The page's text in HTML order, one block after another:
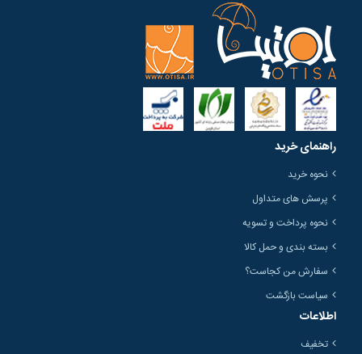
راهنمای خرید
نحوه خرید
پرسش های متداول
نحوه پرداخت و تسویه
بسته بندی و حمل کالا
سفارش من کجاست؟
سیاست بازگشت
اطلاعات
تخفیف